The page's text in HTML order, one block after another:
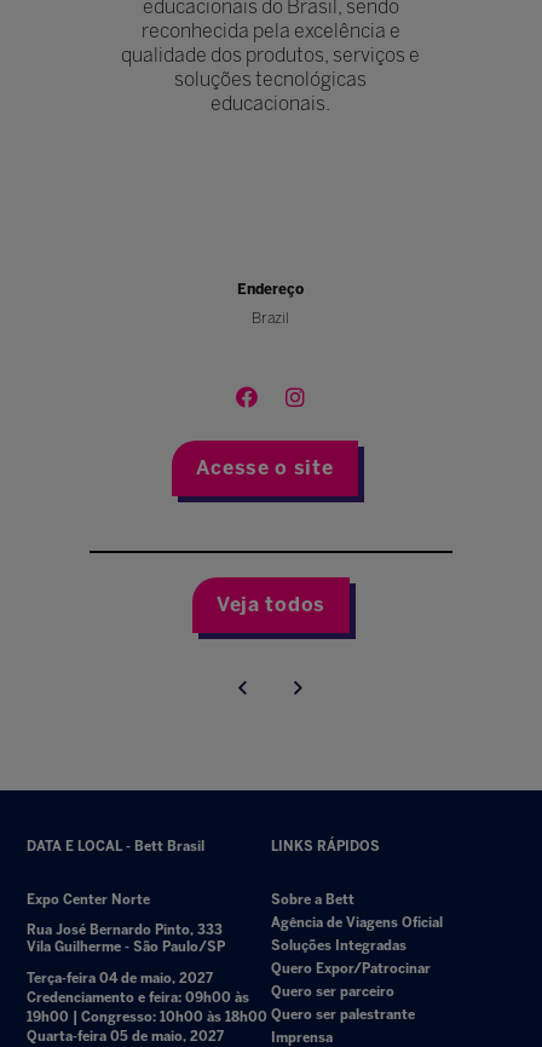
educacionais do Brasil, sendo
reconhecida pela excelência e
qualidade dos produtos, serviços e
soluções tecnológicas
educacionais.
Endereço
Brazil
Acesse o site
Veja todos
DATA E LOCAL - Bett Brasil
Expo Center Norte
Rua José Bernardo Pinto, 333
Vila Guilherme - São Paulo/SP
Terça-feira 04 de maio, 2027
Credenciamento e feira: 09h00 às
19h00 | Congresso: 10h00 às 18h00
Quarta-feira 05 de maio, 2027
LINKS RÁPIDOS
Sobre a Bett
Agência de Viagens Oficial
Soluções Integradas
Quero Expor/Patrocinar
Quero ser parceiro
Quero ser palestrante
Imprensa